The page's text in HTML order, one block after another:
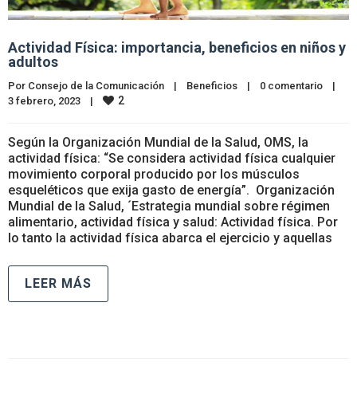
Actividad Física: importancia, beneficios en niños y
adultos
Por Consejo de la Comunicación | Beneficios | 0 comentario
|
3 febrero, 2023 | 2
Según la Organización Mundial de la Salud, OMS, la
actividad física: “Se considera actividad física cualquier
movimiento corporal producido por los músculos
esqueléticos que exija gasto de energía”. Organización
Mundial de la Salud, ´Estrategia mundial sobre régimen
alimentario, actividad física y salud: Actividad física. Por
lo tanto la actividad física abarca el ejercicio y aquellas
LEER MÁS